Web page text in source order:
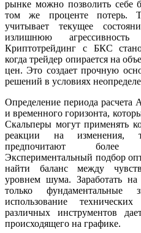
рынке можно позволить себе
том же проценте потерь.
учитывает текущее
излишнюю
Криптотрейдинг с БКС
когда трейдер опирается на
цен. Это создает прочную
решений в условиях
Определение периода расчета
и временного горизонта,
Скальперы могут применять
реакции на изменения,
предпочитают более
Экспериментальный подбор
найти баланс между
уровнем шума. Заработать
только
использование
различных инструментов
происходящего на графике.